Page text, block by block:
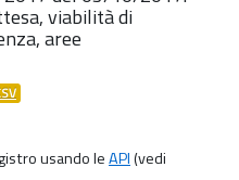
viabilità di
aree
usando leAPI(vedi